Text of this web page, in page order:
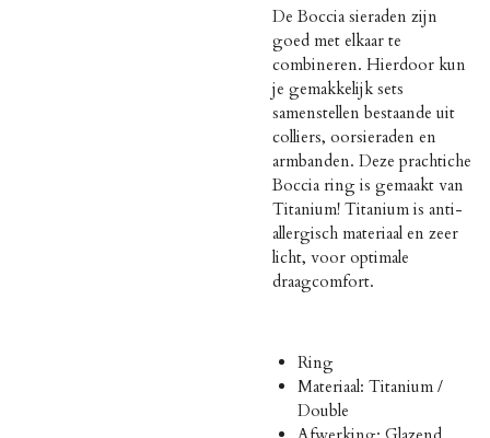
De Boccia sieraden zijn
goed met elkaar te
combineren. Hierdoor kun
je gemakkelijk sets
samenstellen bestaande uit
colliers, oorsieraden en
armbanden. Deze prachtiche
Boccia ring is gemaakt van
Titanium! Titanium is anti-
allergisch materiaal en zeer
licht, voor optimale
draagcomfort.
Ring
Materiaal: Titanium /
Double